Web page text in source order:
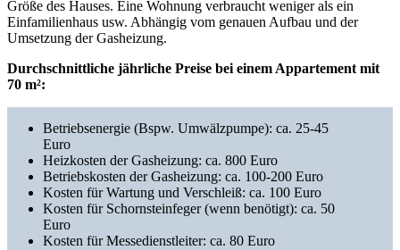
Größe des Hauses. Eine Wohnung verbraucht weniger als ein
Einfamilienhaus usw. Abhängig vom genauen Aufbau und der
Umsetzung der Gasheizung.
Durchschnittliche jährliche Preise bei einem Appartement mit
70 m²:
Betriebsenergie (Bspw. Umwälzpumpe): ca. 25-45
Euro
Heizkosten der Gasheizung: ca. 800 Euro
Betriebskosten der Gasheizung: ca. 100-200 Euro
Kosten für Wartung und Verschleiß: ca. 100 Euro
Kosten für Schornsteinfeger (wenn benötigt): ca. 50
Euro
Kosten für Messedienstleiter: ca. 80 Euro